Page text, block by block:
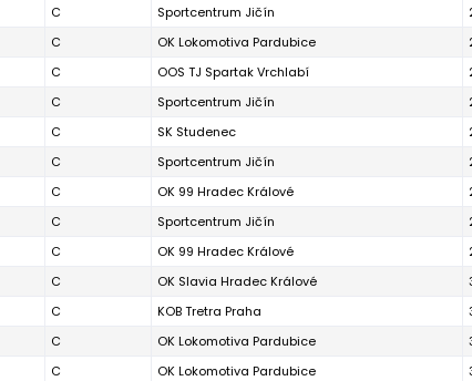
C Sportcentrum Jičín
C OK Lokomotiva Pardubice
C OOS TJ Spartak Vrchlabí
C Sportcentrum Jičín
C SK Studenec
C Sportcentrum Jičín
C OK 99 Hradec Králové
C Sportcentrum Jičín
C OK 99 Hradec Králové
C OK Slavia Hradec Králové
C KOB Tretra Praha
C OK Lokomotiva Pardubice
C OK Lokomotiva Pardubice